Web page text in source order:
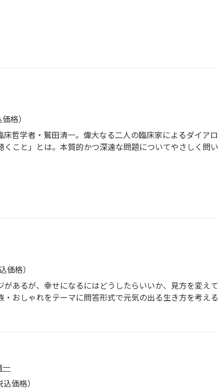
作法まで、《生存の技法》の文脈のなかで、素手でこじ
に必要な人間の生きる技術＝「生存の技法」としてのア
。
の模索
格）
哲学者・鷲田清一。偉大なる二人の臨床家によるダイア
くこと」とは。本質的かつ深遠な問題についてやさしく問
格）
があるが、幸せになるにはどうしたらいいか、見方を変
おしゃれをテーマに問答形式で元気の出る生き方を考える
一
価格）